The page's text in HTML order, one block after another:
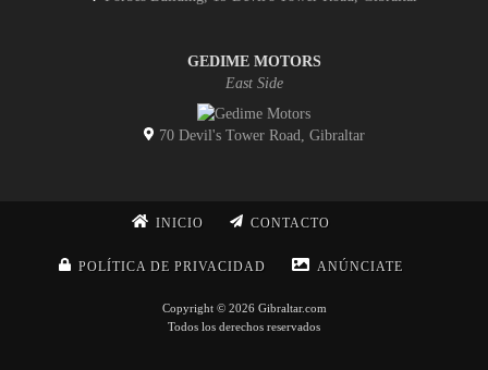
GEDIME MOTORS
East Side
70 Devil's Tower Road, Gibraltar
INICIO CONTACTO
POLÍTICA DE PRIVACIDAD ANÚNCIATE
Copyright © 2026 Gibraltar.com
Todos los derechos reservados